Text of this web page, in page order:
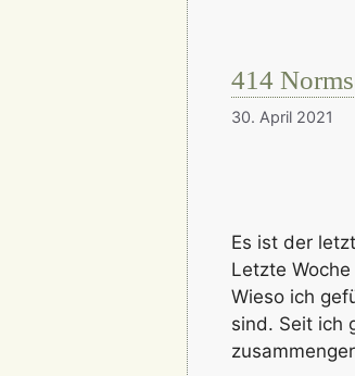
414
30. April 2021
Es ist der
Letzte
Wieso ich
sind. Seit ich